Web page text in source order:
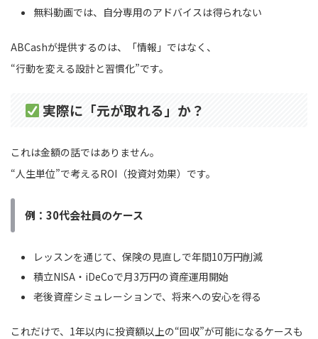
無料動画では、自分専用のアドバイスは得られない
ABCashが提供するのは、「情報」ではなく、
“行動を変える設計と習慣化”です。
実際に「元が取れる」か？
これは金額の話ではありません。
“人生単位”で考えるROI（投資対効果）です。
例：30代会社員のケース
レッスンを通じて、保険の見直しで年間10万円削減
積立NISA・iDeCoで月3万円の資産運用開始
老後資産シミュレーションで、将来への安心を得る
これだけで、1年以内に投資額以上の“回収”が可能になるケースも